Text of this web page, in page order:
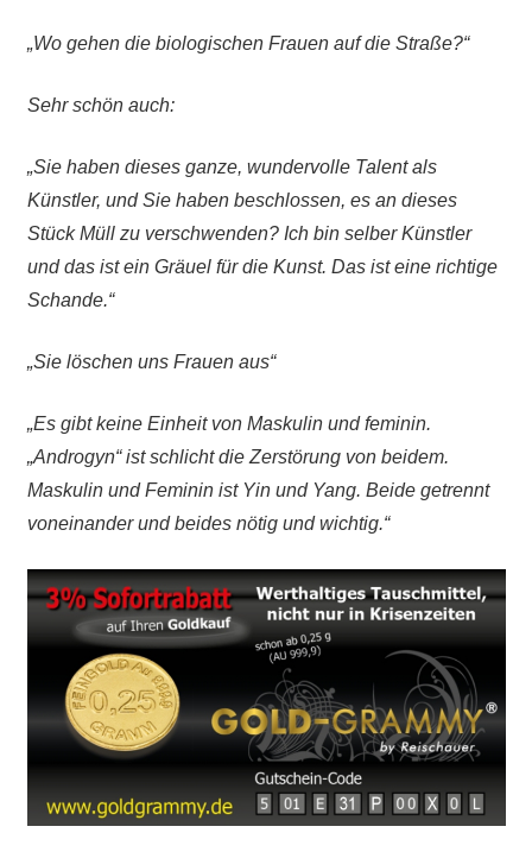
„Wo gehen die biologischen Frauen auf die Straße?“
Sehr schön auch:
„Sie haben dieses ganze, wundervolle Talent als
Künstler, und Sie haben beschlossen, es an dieses
Stück Müll zu verschwenden? Ich bin selber Künstler
und das ist ein Gräuel für die Kunst. Das ist eine richtige
Schande.“
„Sie löschen uns Frauen aus“
„Es gibt keine Einheit von Maskulin und feminin.
„Androgyn“ ist schlicht die Zerstörung von beidem.
Maskulin und Feminin ist Yin und Yang. Beide getrennt
voneinander und beides nötig und wichtig.“